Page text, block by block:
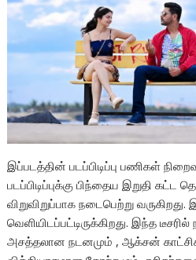
இப்படத்தின் படப்பிடிப்பு பணிகள்
படப்பிடிப்புக்கு பிந்தைய இறுதி கட்ட
விறுவிறுப்பாக நடைபெற்று
வெளியிடப்பட்டிருக்கிறது. இந்த
அசத்தலான நடனமும் , ஆக்சன்